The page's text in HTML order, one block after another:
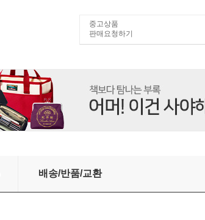
중고상품
판매요청하기
배송/반품/교환